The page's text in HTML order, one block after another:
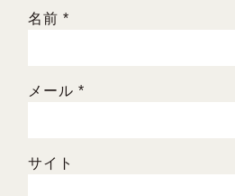
名前*
メール*
サイト